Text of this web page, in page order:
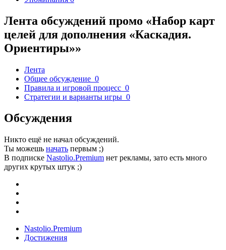
Лента обсуждений промо «Набор карт
целей для дополнения «Каскадия.
Ориентиры»»
Лента
Общее обсуждение 0
Правила и игровой процесс 0
Стратегии и варианты игры 0
Обсуждения
Никто ещё не начал обсуждений.
Ты можешь начать первым ;)
В подписке Nastolio.Premium нет рекламы, зато есть много
других крутых штук ;)
Nastolio.Premium
Достижения